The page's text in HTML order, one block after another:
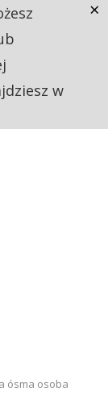
ósma osoba
w
×